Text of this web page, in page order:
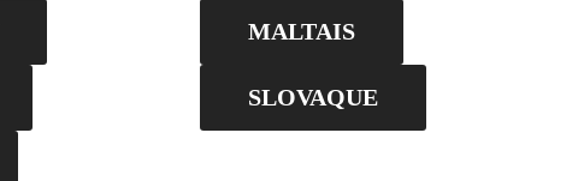
MALTAIS
SLOVAQUE